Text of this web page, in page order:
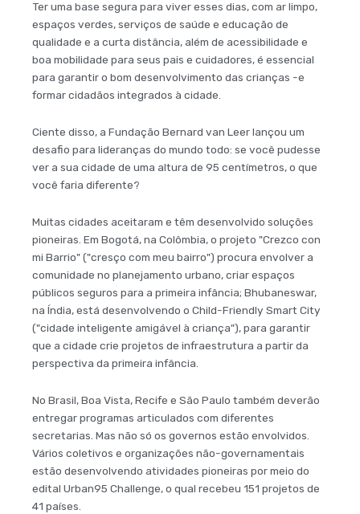
Ter uma base segura para viver esses dias, com ar limpo,
espaços verdes, serviços de saúde e educação de
qualidade e a curta distância, além de acessibilidade e
boa mobilidade para seus pais e cuidadores, é essencial
para garantir o bom desenvolvimento das crianças -e
formar cidadãos integrados à cidade.
Ciente disso, a Fundação Bernard van Leer lançou um
desafio para lideranças do mundo todo: se você pudesse
ver a sua cidade de uma altura de 95 centímetros, o que
você faria diferente?
Muitas cidades aceitaram e têm desenvolvido soluções
pioneiras. Em Bogotá, na Colômbia, o projeto "Crezco con
mi Barrio" ("cresço com meu bairro") procura envolver a
comunidade no planejamento urbano, criar espaços
públicos seguros para a primeira infância; Bhubaneswar,
na Índia, está desenvolvendo o Child-Friendly Smart City
("cidade inteligente amigável à criança"), para garantir
que a cidade crie projetos de infraestrutura a partir da
perspectiva da primeira infância.
No Brasil, Boa Vista, Recife e São Paulo também deverão
entregar programas articulados com diferentes
secretarias. Mas não só os governos estão envolvidos.
Vários coletivos e organizações não-governamentais
estão desenvolvendo atividades pioneiras por meio do
edital Urban95 Challenge, o qual recebeu 151 projetos de
41 países.